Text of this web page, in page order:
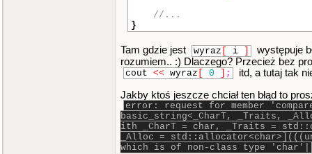
//...
}
Tam gdzie jest wyraz [ i ]
występuje
rozumiem.. :) Dlaczego? Przecież bez
cout << wyraz 0 ; itd, a tutaj tak
Jakby ktoś jeszcze chciał ten błąd to
error: request for member
basic_string<_CharT, _Traits,
ith _CharT = char, _Traits =
_Alloc =
which is of non-class type 'char'|